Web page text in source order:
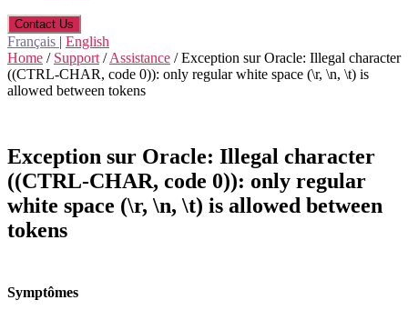
Contact Us
Français | English
Home / Support /Assistance /Exception sur Oracle: Illegal character
((CTRL-CHAR, code 0)): only regular white space (\r, \n, \t) is
allowed between tokens
Exception sur Oracle: Illegal character
((CTRL-CHAR, code 0)): only regular
white space (\r, \n, \t) is allowed between
tokens
Symptômes